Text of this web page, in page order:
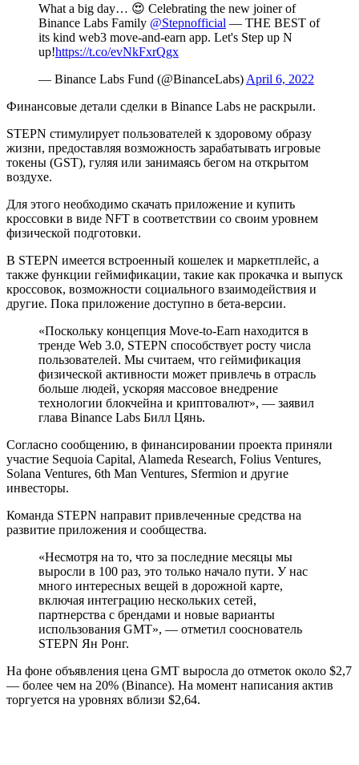
What a big day… 😍 Celebrating the new joiner of
Binance Labs Family @Stepnofficial — THE BEST of
its kind web3 move-and-earn app. Let's Step up N
up!https://t.co/evNkFxrQgx
— Binance Labs Fund (@BinanceLabs) April 6, 2022
Финансовые детали сделки в Binance Labs не раскрыли.
STEPN стимулирует пользователей к здоровому образу
жизни, предоставляя возможность зарабатывать игровые
токены (GST), гуляя или занимаясь бегом на открытом
воздухе.
Для этого необходимо скачать приложение и купить
кроссовки в виде NFT в соответствии со своим уровнем
физической подготовки.
В STEPN имеется встроенный кошелек и маркетплейс, а
также функции геймификации, такие как прокачка и выпуск
кроссовок, возможности социального взаимодействия и
другие. Пока приложение доступно в бета-версии.
«Поскольку концепция Move-to-Earn находится в
тренде Web 3.0, STEPN способствует росту числа
пользователей. Мы считаем, что геймификация
физической активности может привлечь в отрасль
больше людей, ускоряя массовое внедрение
технологии блокчейна и криптовалют», — заявил
глава Binance Labs Билл Цянь.
Согласно сообщению, в финансировании проекта приняли
участие Sequoia Capital, Alameda Research, Folius Ventures,
Solana Ventures, 6th Man Ventures, Sfermion и другие
инвесторы.
Команда STEPN направит привлеченные средства на
развитие приложения и сообщества.
«Несмотря на то, что за последние месяцы мы
выросли в 100 раз, это только начало пути. У нас
много интересных вещей в дорожной карте,
включая интеграцию нескольких сетей,
партнерства с брендами и новые варианты
использования GMT», — отметил сооснователь
STEPN Ян Ронг.
На фоне объявления цена GMT выросла до отметок около $2,7
— более чем на 20% (Binance). На момент написания актив
торгуется на уровнях вблизи $2,64.